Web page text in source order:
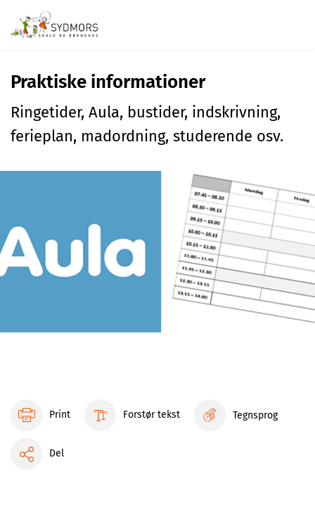
Praktiske informationer
Ringetider, Aula, bustider, indskrivning,
ferieplan, madordning, studerende osv.
Print Forstør tekst Tegnsprog
Del